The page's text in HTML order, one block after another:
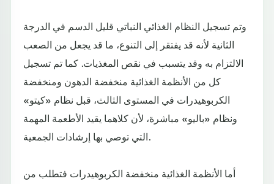
وتم تسجيل النظام الغذائي النباتي قليل الدسم في الدرجة
الثانية لأنه قد يفتقر إلى التنوع، ما قد يجعل من الصعب
الالتزام به وقد يتسبب في نقص المغذيات. كما تم تسجيل
كل من الأنظمة الغذائية منخفضة الدهون ومنخفضة
الكربوهيدرات في المستوى الثالث، قبل نظام «كيتو»
ونظام «باليو» مباشرة، لأن كلاهما يقيد الأطعمة المهمة
التي توصي بها إرشادات الجمعية.
أما الأنظمة الغذائية منخفضة الكربوهيدرات فتطلب من